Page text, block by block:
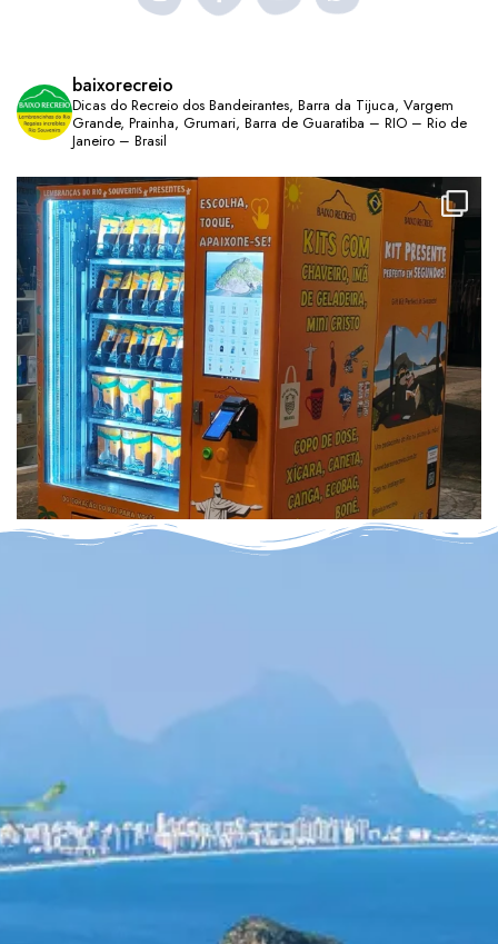
baixorecreio
Dicas do Recreio dos Bandeirantes, Barra da Tijuca, Vargem
Grande, Prainha, Grumari, Barra de Guaratiba – RIO – Rio de
Janeiro – Brasil